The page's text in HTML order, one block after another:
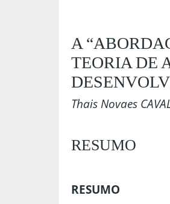
A
TEORIA DE
Thais Novaes
RESUMO
RESUMO